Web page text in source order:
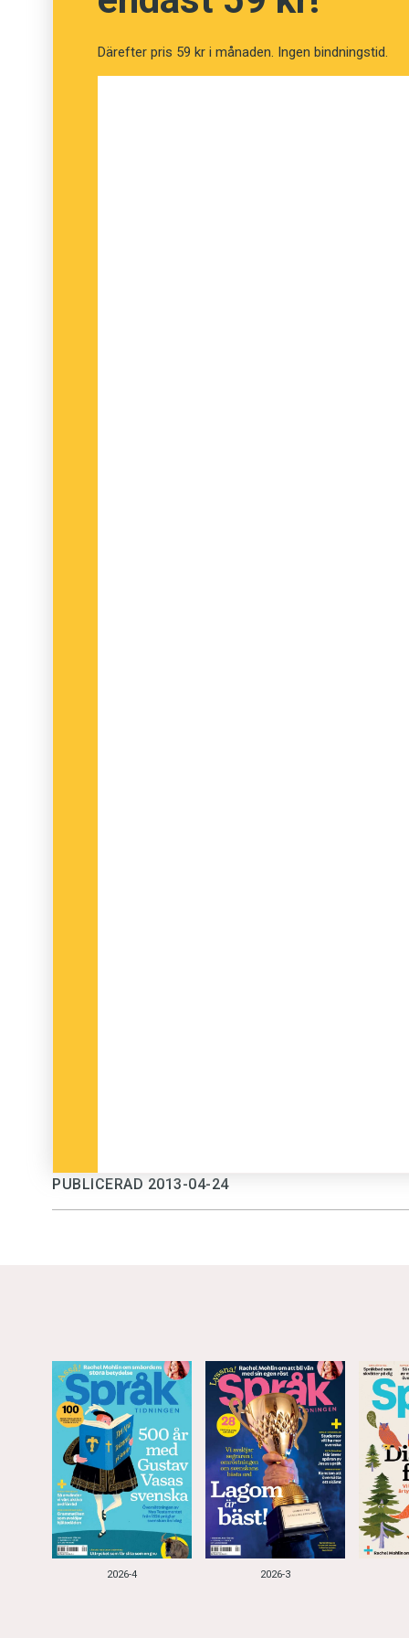
Därefter pris 59 kr i månaden. Ingen bindningstid.
PUBLICERAD 2013-04-24
2026-4 2026-3